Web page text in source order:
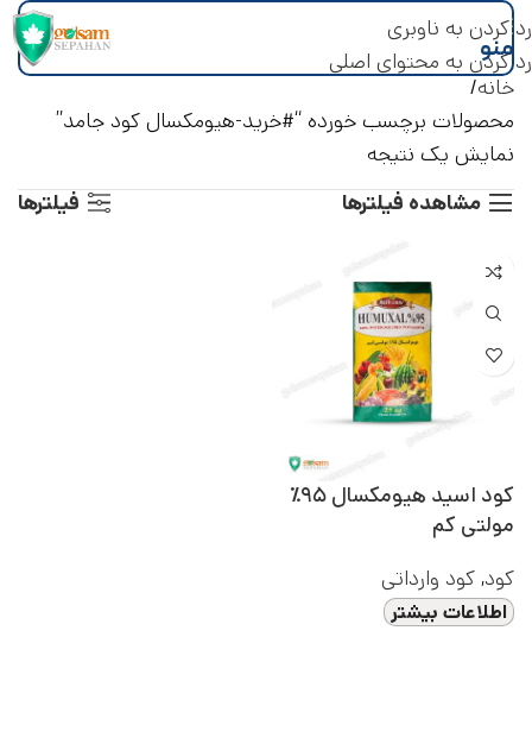
رد کردن به ناوبری
رد کردن به محتوای اصلی
منو
خانه
محصولات برچسب خورده “#خرید-هیومکسال کود جامد”
نمایش یک نتیجه
مشاهده فیلترها
فیلترها
کود اسید هیومکسال ۹۵٪
مولتی کم
کود,کود وارداتی
اطلاعات بیشتر